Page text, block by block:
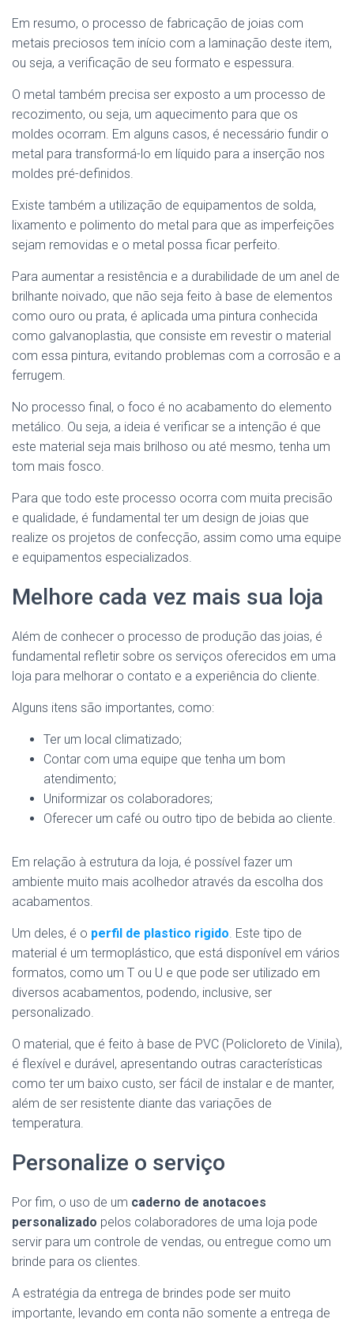
Em resumo, o processo de fabricação de joias com
metais preciosos tem início com a laminação deste item,
ou seja, a verificação de seu formato e espessura.
O metal também precisa ser exposto a um processo de
recozimento, ou seja, um aquecimento para que os
moldes ocorram. Em alguns casos, é necessário fundir o
metal para transformá-lo em líquido para a inserção nos
moldes pré-definidos.
Existe também a utilização de equipamentos de solda,
lixamento e polimento do metal para que as imperfeições
sejam removidas e o metal possa ficar perfeito.
Para aumentar a resistência e a durabilidade de um anel de
brilhante noivado, que não seja feito à base de elementos
como ouro ou prata, é aplicada uma pintura conhecida
como galvanoplastia, que consiste em revestir o material
com essa pintura, evitando problemas com a corrosão e a
ferrugem.
No processo final, o foco é no acabamento do elemento
metálico. Ou seja, a ideia é verificar se a intenção é que
este material seja mais brilhoso ou até mesmo, tenha um
tom mais fosco.
Para que todo este processo ocorra com muita precisão
e qualidade, é fundamental ter um design de joias que
realize os projetos de confecção, assim como uma equipe
e equipamentos especializados.
Melhore cada vez mais sua loja
Além de conhecer o processo de produção das joias, é
fundamental refletir sobre os serviços oferecidos em uma
loja para melhorar o contato e a experiência do cliente.
Alguns itens são importantes, como:
Ter um local climatizado;
Contar com uma equipe que tenha um bom
atendimento;
Uniformizar os colaboradores;
Oferecer um café ou outro tipo de bebida ao cliente.
Em relação à estrutura da loja, é possível fazer um
ambiente muito mais acolhedor através da escolha dos
acabamentos.
Um deles, é o perfil de plastico rigido. Este tipo de
material é um termoplástico, que está disponível em vários
formatos, como um T ou U e que pode ser utilizado em
diversos acabamentos, podendo, inclusive, ser
personalizado.
O material, que é feito à base de PVC (Policloreto de Vinila),
é flexível e durável, apresentando outras características
como ter um baixo custo, ser fácil de instalar e de manter,
além de ser resistente diante das variações de
temperatura.
Personalize o serviço
Por fim, o uso de um caderno de anotacoes
personalizado pelos colaboradores de uma loja pode
servir para um controle de vendas, ou entregue como um
brinde para os clientes.
A estratégia da entrega de brindes pode ser muito
importante, levando em conta não somente a entrega de